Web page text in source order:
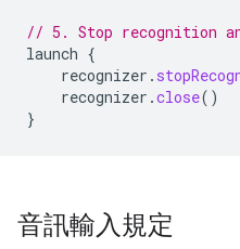
// 5. Stop recognition
launch {
recognizer .
recognizer .close()
}
音訊輸入規定